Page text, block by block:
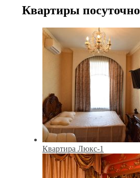
Квартиры посуточно
Квартира Люкс-1